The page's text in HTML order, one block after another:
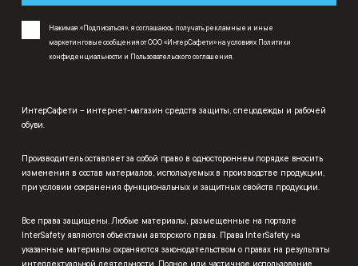
Нажимая «Подписаться», я соглашаюсь получать рекламные и иные
маркетинговые сообщения от ООО «ИнтерСафети» на условиях Политики
конфиденциальности и Пользовательского соглашения
ИнтерСафети – интернет-магазин средств защиты, спецодежды и рабочей
обуви.
Производитель оставляет за собой право в одностороннем порядке вносить
изменения в состав материалов, используемых в производстве продукции,
при условии сохранения функциональных и защитных свойств продукции.
Все права защищены. Любые материалы, размещенные на портале
InterSafety являются объектами авторского права. Права InterSafety на
указанные материалы охраняются законодательством о правах на результаты
интеллектуальной деятельности. Полное или частичное использование